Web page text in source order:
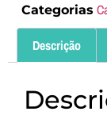
Categorias
Descrição